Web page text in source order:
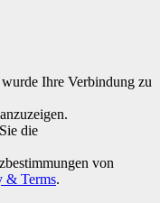
Ihre Verbindung zu
die
von
& Terms.